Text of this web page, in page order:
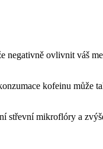
negativně ovlivnit váš
kofeinu může
střevní mikroflóry a